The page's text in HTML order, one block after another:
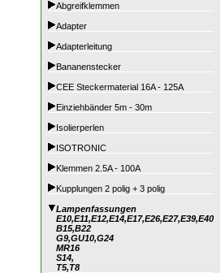
Abgreifklemmen
Adapter
Adapterleitung
Bananenstecker
CEE Steckermaterial 16A - 125A
Einziehbänder 5m - 30m
Isolierperlen
ISOTRONIC
Klemmen 2.5A - 100A
Kupplungen 2 polig + 3 polig
Lampenfassungen
E10,E11,E12,E14,E17,E26,E27,E39,E40
B15,B22
G9,GU10,G24
MR16
S14,
T5,T8